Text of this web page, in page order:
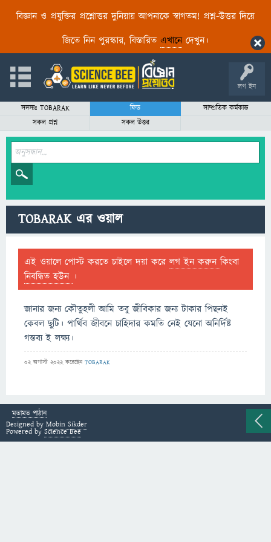
বিজ্ঞান ও প্রযুক্তির প্রশ্নোত্তর দুনিয়ায় আপনাকে স্বাগতম! প্রশ্ন-উত্তর দিয়ে
জিতে নিন পুরস্কার, বিস্তারিত এখানেদেখুন।
লগ ইন
সদস্যঃ TOBARAK ফিড
সাম্প্রতিক কর্মকান্ড
সকল প্রশ্ন
সকল উত্তর
TOBARAK এর ওয়াল
এই ওয়ালে পোস্ট করতে চাইলে দয়া করেলগ ইন করুনকিংবা
নিবন্ধিত হউন ।
জানার জন্য কৌতুহলী আমি তবু জীবিকার জন্য টাকার পিছনই
কেবল ছুটি। পার্থিব জীবনে চাহিদার কমতি নেই যেনো অনির্দিষ্ট
গন্তব্য ই লক্ষ্য।
02 অগাস্ট 2022 করেছেন TOBARAK
মতামত পাঠান
Designed by Mobin Sikder
Powered by Science Bee